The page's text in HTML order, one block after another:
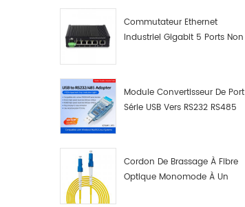
Commutateur Ethernet
Industriel Gigabit 5 Ports Non
Module Convertisseur De Port
Série USB Vers RS232 RS485
Cordon De Brassage À Fibre
Optique Monomode À Un